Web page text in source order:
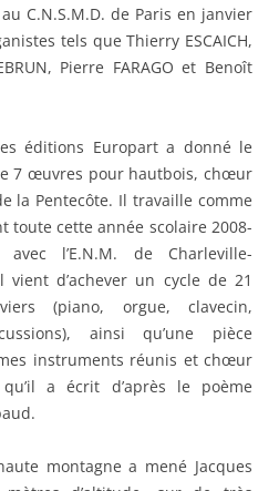
au C.N.S.M.D. de Paris en janvier
tels que Thierry ESCAICH,
Pierre FARAGO et Benoît
éditions Europart a donné le
7 œuvres pour hautbois, chœur
la Pentecôte. Il travaille comme
toute cette année scolaire 2008-
l’E.N.M. de Charleville-
vient d’achever un cycle de 21
(piano, orgue, clavecin,
ainsi qu’une pièce
instruments réunis et chœur
a écrit d’après le poème
montagne a mené Jacques